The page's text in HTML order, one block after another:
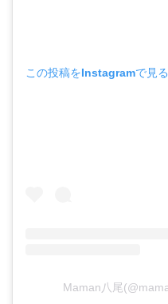
この投稿をInstagramで見る
Maman八尾